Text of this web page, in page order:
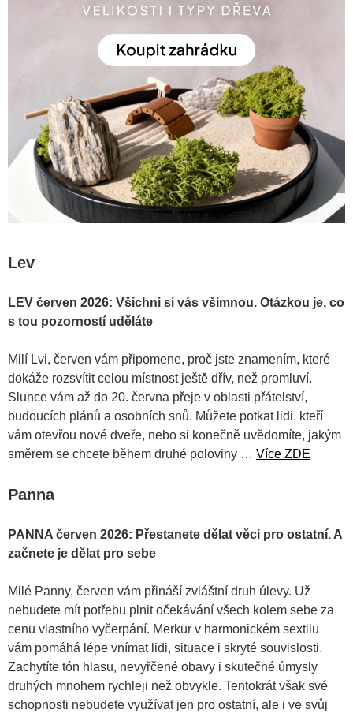
Lev
LEV červen 2026: Všichni si vás všimnou. Otázkou je, co
s tou pozorností uděláte
Milí Lvi, červen vám připomene, proč jste znamením, které
dokáže rozsvítit celou místnost ještě dřív, než promluví.
Slunce vám až do 20. června přeje v oblasti přátelství,
budoucích plánů a osobních snů. Můžete potkat lidi, kteří
vám otevřou nové dveře, nebo si konečně uvědomíte, jakým
směrem se chcete během druhé poloviny … Více ZDE
Panna
PANNA červen 2026: Přestanete dělat věci pro ostatní. A
začnete je dělat pro sebe
Milé Panny, červen vám přináší zvláštní druh úlevy. Už
nebudete mít potřebu plnit očekávání všech kolem sebe za
cenu vlastního vyčerpání. Merkur v harmonickém sextilu
vám pomáhá lépe vnímat lidi, situace i skryté souvislosti.
Zachytíte tón hlasu, nevyřčené obavy i skutečné úmysly
druhých mnohem rychleji než obvykle. Tentokrát však své
schopnosti nebudete využívat jen pro ostatní, ale i ve svůj